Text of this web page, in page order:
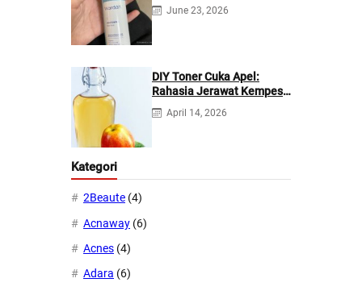
Manfaatnya
June 23, 2026
DIY Toner Cuka Apel:
Rahasia Jerawat Kempes
dalam 2 Hari!
April 14, 2026
Kategori
2Beaute (4)
Acnaway (6)
Acnes (4)
Adara (6)